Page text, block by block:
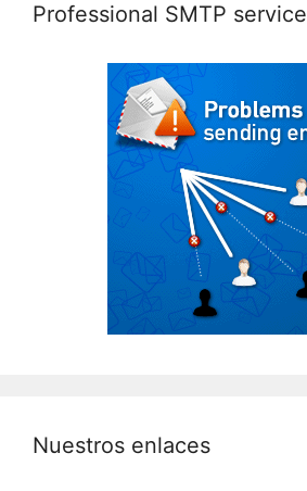
Professional SMTP service
Nuestros enlaces